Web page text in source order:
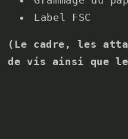
Label FSC
(Le cadre, les
de vis ainsi que